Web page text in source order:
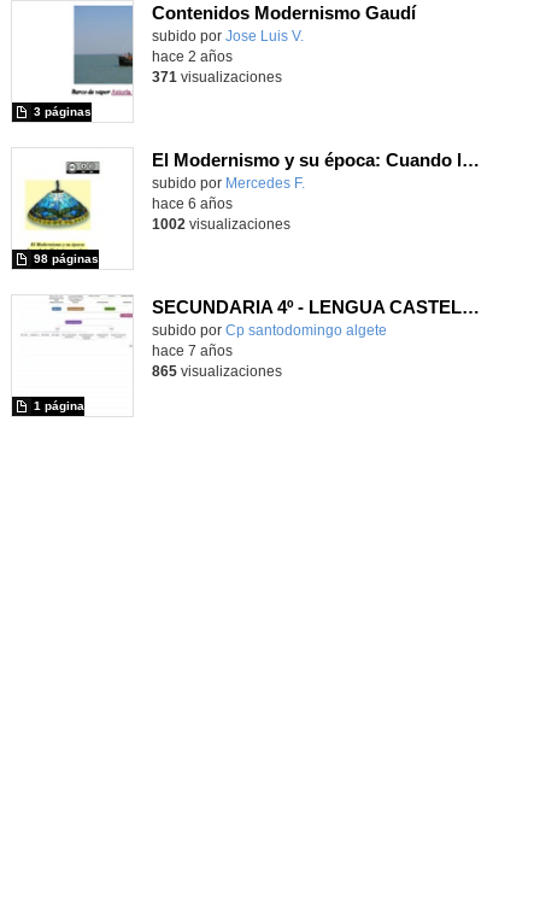
Contenidos Modernismo Gaudí
subido por Jose Luis V.
3 páginas
hace 2 años
371 visualizaciones
El Modernismo y su época: Cuando la Historia se acelera. Exposición y análisis de su influencia.
subido por Mercedes F.
98 páginas
hace 6 años
1002 visualizaciones
SECUNDARIA 4º - LENGUA CASTELLANA Y LITERATURA - EL MODERNISMO
subido por Cp santodomingo algete
1 página
hace 7 años
865visualizaciones